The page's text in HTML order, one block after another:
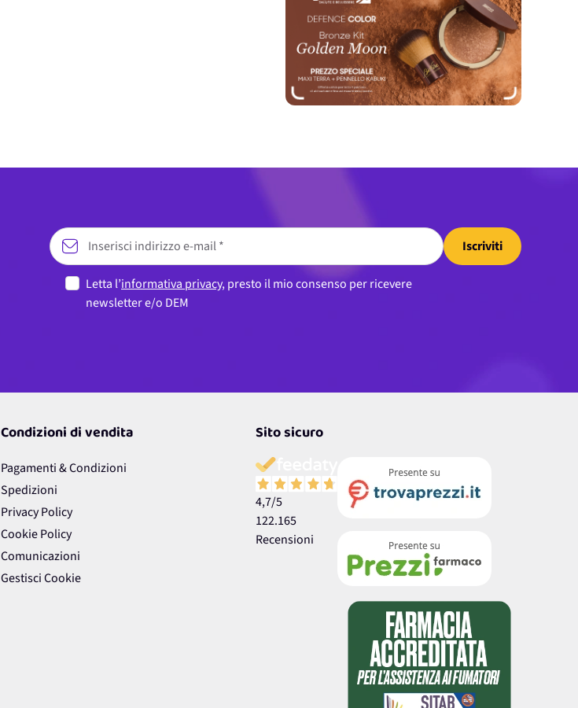
Iscriviti
Letta l’informativa privacy, presto il mio consenso per ricevere
newsletter e/o DEM
Condizioni di vendita
Pagamenti & Condizioni
Spedizioni
Privacy Policy
Cookie Policy
Comunicazioni
Gestisci Cookie
Sito sicuro
4,7/5
122.165
Recensioni